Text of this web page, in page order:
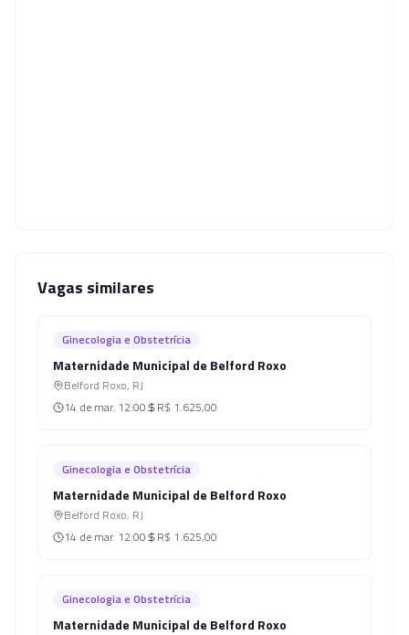
Vagas similares
Ginecologia e Obstetrícia
Maternidade Municipal de Belford Roxo
Belford Roxo, RJ
14 de mar. 12:00 R$ 1.625,00
Ginecologia e Obstetrícia
Maternidade Municipal de Belford Roxo
Belford Roxo, RJ
14 de mar. 12:00 R$ 1.625,00
Ginecologia e Obstetrícia
Maternidade Municipal de Belford Roxo